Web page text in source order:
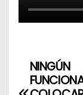
NNINGÚN